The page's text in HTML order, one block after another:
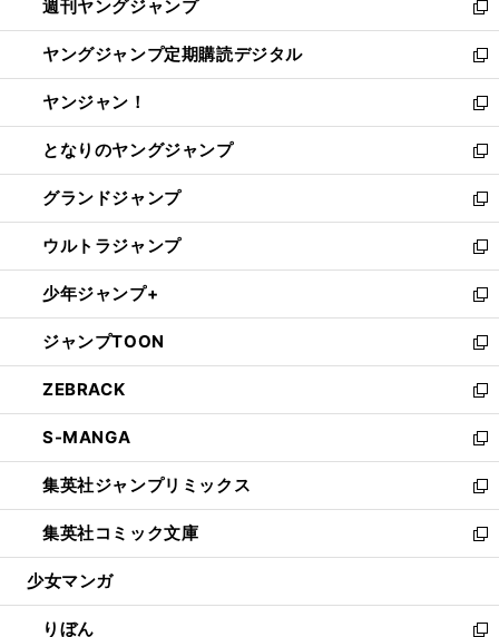
く
で
開
く
ド
ウ
で
開
く
ィ
ン
ド
ウ
で
開
く
週刊ヤングジャンプ
新
し
い
ウ
ィ
ン
ド
ウ
で
開
く
ヤングジャンプ定期購読デジタル
新
し
い
ウ
ィ
ン
ド
ウ
で
開
く
ヤンジャン！
新
し
い
ウ
ィ
ン
ド
ウ
で
開
く
となりのヤングジャンプ
新
し
い
ウ
ィ
ン
ド
ウ
で
開
く
グランドジャンプ
新
し
い
ウ
ィ
ン
ド
ウ
で
開
く
ウルトラジャンプ
新
し
い
ウ
ィ
ン
ド
ウ
で
開
く
少年ジャンプ+
新
し
い
ウ
ィ
ン
ド
ウ
で
開
く
ジャンプTOON
新
し
い
ウ
ィ
ン
ド
ウ
で
開
ZEBRACK
新
し
い
ウ
ィ
ン
ド
ウ
開
く
S-MANGA
新
し
い
ウ
ィ
ン
ウ
で
集英社ジャンプリミックス
新
し
い
ウ
ン
ド
集英社コミック文庫
新
し
ウ
ィ
少女マンガ
りぼん